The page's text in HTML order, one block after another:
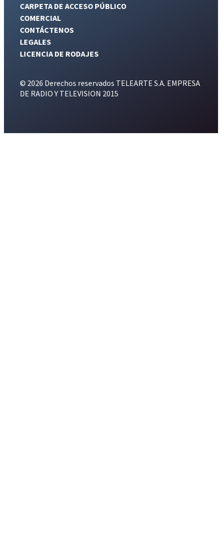
CARPETA DE ACCESO PÚBLICO
COMERCIAL
CONTÁCTENOS
LEGALES
LICENCIA DE RODAJES
© 2026 Derechos reservados TELEARTE S.A. EMPRESA
DE RADIO Y TELEVISION 2015